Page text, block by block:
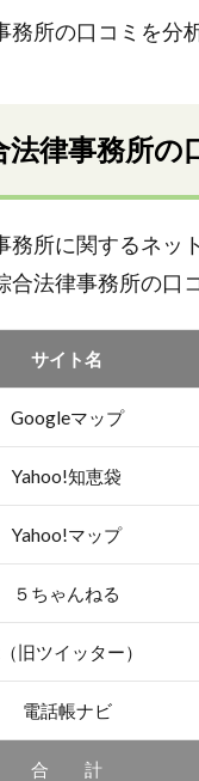
務所の口コミを分
法律事務所の
務所に関するネッ
合法律事務所の口
サイト名
Googleマップ
Yahoo!知恵袋
Yahoo!マップ
５ちゃんねる
旧ツイッター）
電話帳ナビ
合 計